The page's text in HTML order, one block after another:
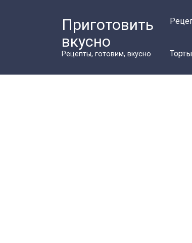
Приготовить
вкусно
Рецепты, готовим, вкусно Торты